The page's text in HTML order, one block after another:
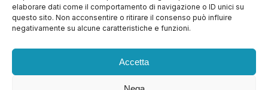
elaborare dati come il comportamento di navigazione o ID unici su
questo sito. Non acconsentire o ritirare il consenso può influire
negativamente su alcune caratteristiche e funzioni.
Accetta
Apri Ticket
Contattaci
Blog
FAQ